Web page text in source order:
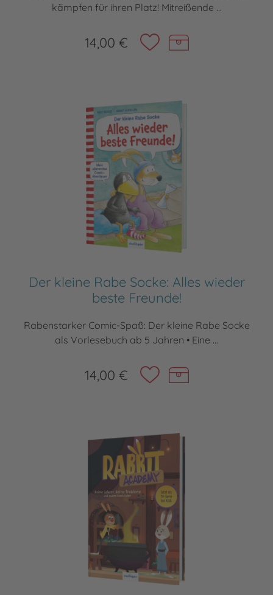
kämpfen für ihren Platz! Mitreißende ...
14,00 €
Der kleine Rabe Socke: Alles wieder
beste Freunde!
Rabenstarker Comic-Spaß: Der kleine Rabe Socke
als Vorlesebuch ab 5 Jahren • Eine ...
14,00 €